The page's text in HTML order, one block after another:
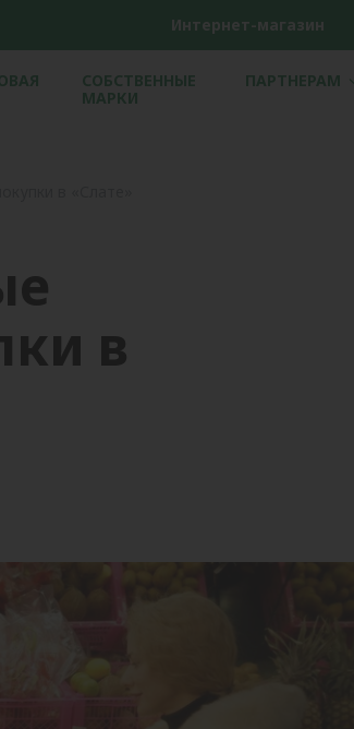
Интернет-магазин
СОБСТВЕННЫЕ
МАРКИ
ПАРТНЕРАМ
в